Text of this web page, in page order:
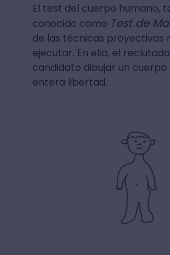
El test del cuerpo humano,
conocido como Test de
de las técnicas proyectivas
ejecutar. En ella, el
candidato dibujar un
entera libertad.